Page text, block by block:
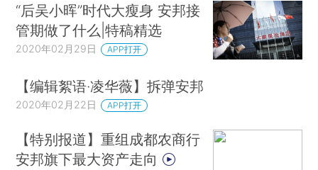
“后吴小晖”时代大瘦身 安邦接
管期做了什么|特稿精选
2020年02月29日 APP打开
【编辑絮语·凌华薇】拆弹安邦
2020年02月22日 APP打开
【特别报道】重组成都农商行
安邦旗下最大资产走向